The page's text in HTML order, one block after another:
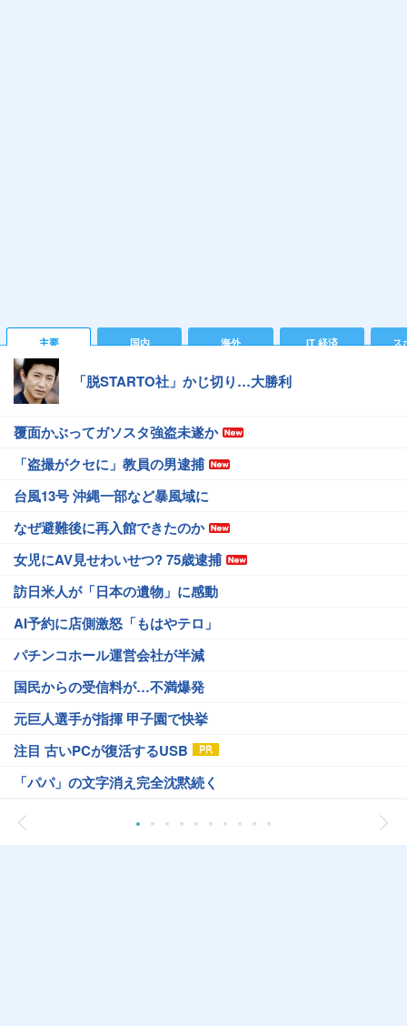
主要 国内 海外 IT 経済 ス
「脱STARTO社」かじ切り…大勝利
覆面かぶってガソスタ強盗未遂か
「盗撮がクセに」教員の男逮捕
台風13号 沖縄一部など暴風域に
なぜ避難後に再入館できたのか
女児にAV見せわいせつ? 75歳逮捕
訪日米人が「日本の遺物」に感動
AI予約に店側激怒「もはやテロ」
パチンコホール運営会社が半減
国民からの受信料が…不満爆発
元巨人選手が指揮 甲子園で快挙
注目 古いPCが復活するUSB
「パパ」の文字消え完全沈黙続く